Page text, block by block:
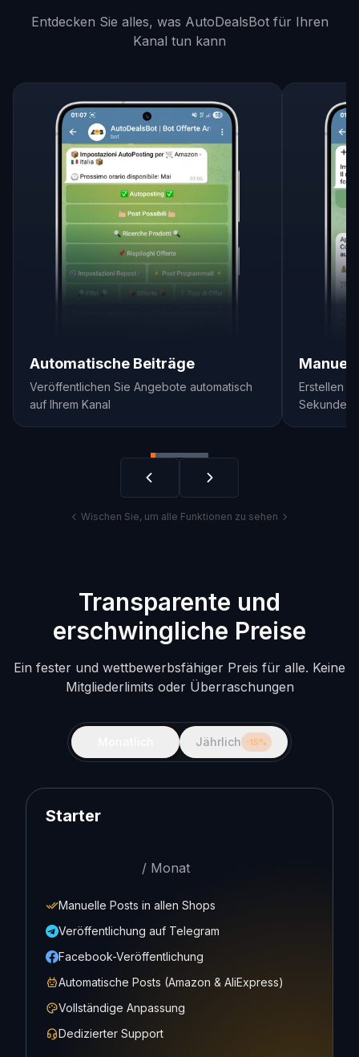
Entdecken Sie alles, was AutoDealsBot für Ihren
Kanal tun kann
Automatische Beiträge
Veröffentlichen Sie Angebote automatisch
auf Ihrem Kanal
Erstellen
Sekunden
Wischen Sie, um alle Funktionen zu sehen
Transparente und
erschwingliche Preise
Ein fester und wettbewerbsfähiger Preis für alle. Keine
Mitgliederlimits oder Überraschungen
Jährlich -15%
Starter
/ Monat
Manuelle Posts in allen Shops
Veröffentlichung auf Telegram
Facebook-Veröffentlichung
Automatische Posts (Amazon & AliExpress)
Vollständige Anpassung
Dedizierter Support